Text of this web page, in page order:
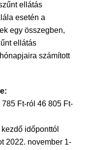
ellátás
esetén a
egy összegben,
ellátás
számított
Ft-ról 46 805 Ft-
időponttól
2022. november 1-